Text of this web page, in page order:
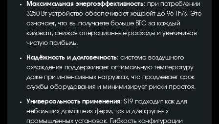
Максимальная энергоэффективность: при потреблении
3250 Вт устройство обеспечивает хешрейт до 96 Th/s. Это
означает, что вы получаете больше BTC за каждый
киловатт, снижая операционные расходы и увеличивая
чистую прибыль.
Надёжность и долговечность: система воздушного
охлаждения поддерживает оптимальную температуру
даже при интенсивных нагрузках, что продлевает срок
службы оборудования и минимизирует риски простоя.
Универсальность применения: S19 подходит как для
небольших домашних ферм, так и для крупных
промышленных установок. Гибкость конфигурации